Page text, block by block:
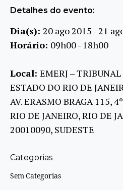
Detalhes do evento:
Dia(s): 20 ago 2015 - 21
Horário: 09h00 - 18h00
Local: EMERJ –
ESTADO DO RIO DE
AV. ERASMO BRAGA 115,
RIO DE JANEIRO, RIO DE
20010090, SUDESTE
Categorias
Sem Categorias